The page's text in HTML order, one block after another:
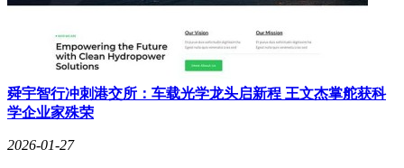
舜宇智行冲刺港交所：车载光学龙头启新程 王文杰掌舵获科
学企业家殊荣
2026-01-27